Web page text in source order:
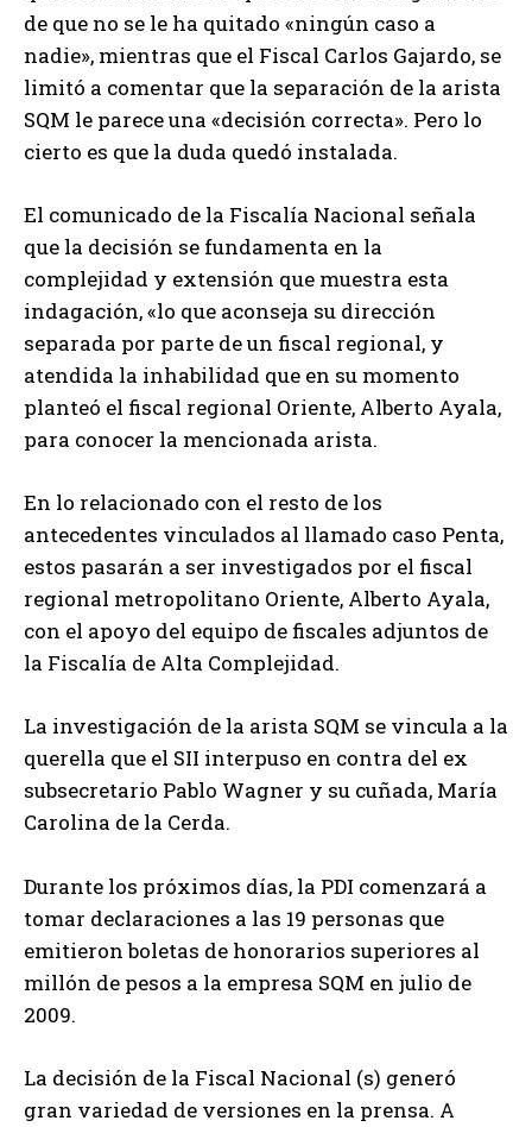
de que no se le ha quitado «ningún caso a
nadie», mientras que el Fiscal Carlos Gajardo, se
limitó a comentar que la separación de la arista
SQM le parece una «decisión correcta». Pero lo
cierto es que la duda quedó instalada.
El comunicado de la Fiscalía Nacional señala
que la decisión se fundamenta en la
complejidad y extensión que muestra esta
indagación, «lo que aconseja su dirección
separada por parte de un fiscal regional, y
atendida la inhabilidad que en su momento
planteó el fiscal regional Oriente, Alberto Ayala,
para conocer la mencionada arista.
En lo relacionado con el resto de los
antecedentes vinculados al llamado caso Penta,
estos pasarán a ser investigados por el fiscal
regional metropolitano Oriente, Alberto Ayala,
con el apoyo del equipo de fiscales adjuntos de
la Fiscalía de Alta Complejidad.
La investigación de la arista SQM se vincula a la
querella que el SII interpuso en contra del ex
subsecretario Pablo Wagner y su cuñada, María
Carolina de la Cerda.
Durante los próximos días, la PDI comenzará a
tomar declaraciones a las 19 personas que
emitieron boletas de honorarios superiores al
millón de pesos a la empresa SQM en julio de
2009.
La decisión de la Fiscal Nacional (s) generó
gran variedad de versiones en la prensa. A